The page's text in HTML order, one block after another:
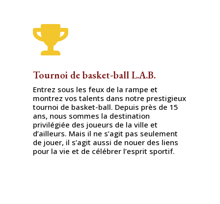

Tournoi de basket-ball L.A.B.
Entrez sous les feux de la rampe et
montrez vos talents dans notre prestigieux
tournoi de basket-ball. Depuis près de 15
ans, nous sommes la destination
privilégiée des joueurs de la ville et
d’ailleurs. Mais il ne s’agit pas seulement
de jouer, il s’agit aussi de nouer des liens
pour la vie et de célébrer l’esprit sportif.